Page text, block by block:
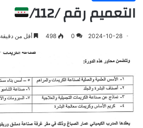
التعميم رقم /112/
2024-10-28
0
498 أقل من دقيقة